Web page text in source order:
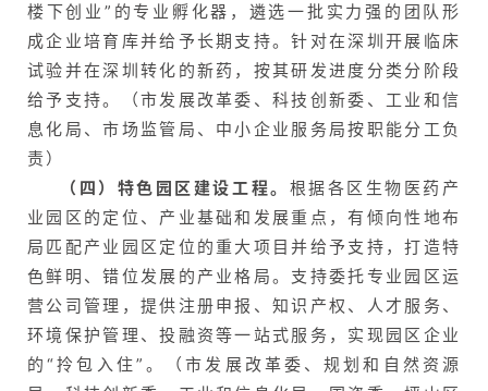
楼下创业”的专业孵化器，遴选一批实力强的团队形
成企业培育库并给予长期支持。针对在深圳开展临床
试验并在深圳转化的新药，按其研发进度分类分阶段
给予支持。（市发展改革委、科技创新委、工业和信
息化局、市场监管局、中小企业服务局按职能分工负
责）
（四）特色园区建设工程。 根据各区生物医药产
业园区的定位、产业基础和发展重点，有倾向性地布
局匹配产业园区定位的重大项目并给予支持，打造特
色鲜明、错位发展的产业格局。支持委托专业园区运
营公司管理，提供注册申报、知识产权、人才服务、
环境保护管理、投融资等一站式服务，实现园区企业
的“拎包入住”。（市发展改革委、规划和自然资源